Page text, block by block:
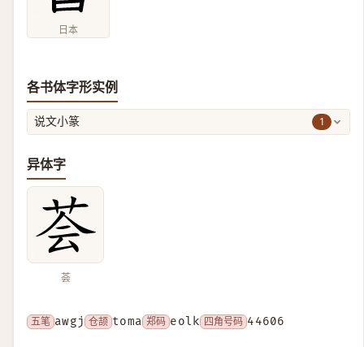
日本
各书体字形实例
说文小篆 1
异体字
荟
五笔 awgj 仓颉 toma 郑码 eolk 四角号码 44606